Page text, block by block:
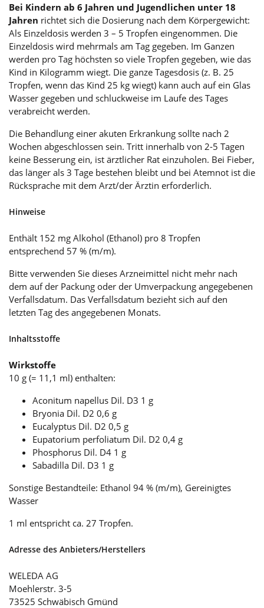
Bei Kindern ab 6 Jahren und Jugendlichen unter 18
Jahren richtet sich die Dosierung nach dem Körpergewicht:
Als Einzeldosis werden 3 – 5 Tropfen eingenommen. Die
Einzeldosis wird mehrmals am Tag gegeben. Im Ganzen
werden pro Tag höchsten so viele Tropfen gegeben, wie das
Kind in Kilogramm wiegt. Die ganze Tagesdosis (z. B. 25
Tropfen, wenn das Kind 25 kg wiegt) kann auch auf ein Glas
Wasser gegeben und schluckweise im Laufe des Tages
verabreicht werden.
Die Behandlung einer akuten Erkrankung sollte nach 2
Wochen abgeschlossen sein. Tritt innerhalb von 2-5 Tagen
keine Besserung ein, ist ärztlicher Rat einzuholen. Bei Fieber,
das länger als 3 Tage bestehen bleibt und bei Atemnot ist die
Rücksprache mit dem Arzt/der Ärztin erforderlich.
Hinweise
Enthält 152 mg Alkohol (Ethanol) pro 8 Tropfen
entsprechend 57 % (m/m).
Bitte verwenden Sie dieses Arzneimittel nicht mehr nach
dem auf der Packung oder der Umverpackung angegebenen
Verfallsdatum. Das Verfallsdatum bezieht sich auf den
letzten Tag des angegebenen Monats.
Inhaltsstoffe
Wirkstoffe
10 g (= 11,1 ml) enthalten:
Aconitum napellus Dil. D3 1 g
Bryonia Dil. D2 0,6 g
Eucalyptus Dil. D2 0,5 g
Eupatorium perfoliatum Dil. D2 0,4 g
Phosphorus Dil. D4 1 g
Sabadilla Dil. D3 1 g
Sonstige Bestandteile: Ethanol 94 % (m/m), Gereinigtes
Wasser
1 ml entspricht ca. 27 Tropfen.
Adresse des Anbieters/Herstellers
WELEDA AG
Moehlerstr. 3-5
73525 Schwäbisch Gmünd